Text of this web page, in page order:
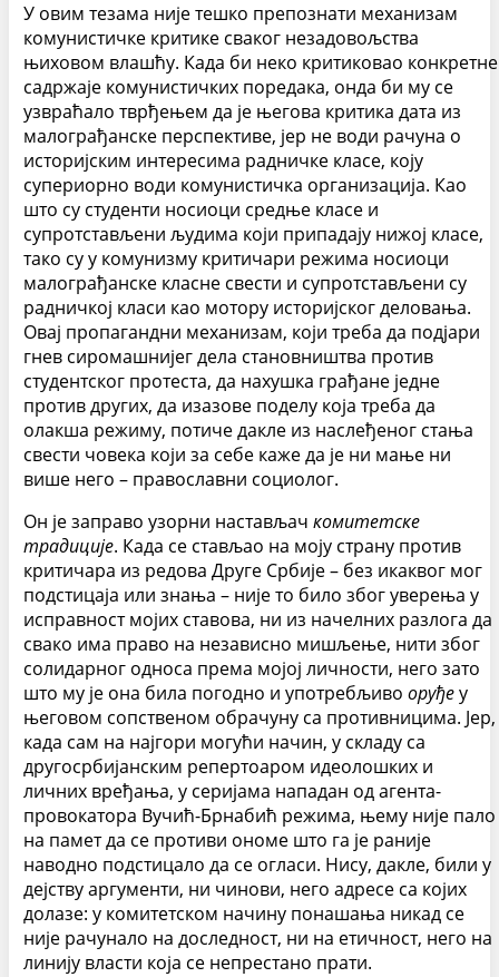
У овим тезама није тешко препознати механизам
комунистичке критике сваког незадовољства
њиховом влашћу. Када би неко критиковао конкретне
садржаје комунистичких поредака, онда би му се
узвраћало тврђењем да је његова критика дата из
малограђанске перспективе, јер не води рачуна о
историјским интересима радничке класе, коју
супериорно води комунистичка организација. Као
што су студенти носиоци средње класе и
супротстављени људима који припадају нижој класе,
тако су у комунизму критичари режима носиоци
малограђанске класне свести и супротстављени су
радничкој класи као мотору историјског деловања.
Овај пропагандни механизам, који треба да подјари
гнев сиромашнијег дела становништва против
студентског протеста, да нахушка грађане једне
против других, да изазове поделу која треба да
олакша режиму, потиче дакле из наслеђеног стања
свести човека који за себе каже да је ни мање ни
више него – православни социолог.
Он је заправо узорни настављач комитетске
традиције. Када се стављао на моју страну против
критичара из редова Друге Србије – без икаквог мог
подстицаја или знања – није то било због уверења у
исправност мојих ставова, ни из начелних разлога да
свако има право на независно мишљење, нити због
солидарног односа према мојој личности, него зато
што му је она била погодно и употребљиво оруђеу
његовом сопственом обрачуну са противницима. Јер,
када сам на најгори могући начин, у складу са
другосрбијанским репертоаром идеолошких и
личних вређања, у серијама нападан од агента-
провокатора Вучић-Брнабић режима, њему није пало
на памет да се противи ономе што га је раније
наводно подстицало да се огласи. Нису, дакле, били у
дејству аргументи, ни чинови, него адресе са којих
долазе: у комитетском начину понашања никад се
није рачунало на доследност, ни на етичност, него на
линију власти која се непрестано прати.